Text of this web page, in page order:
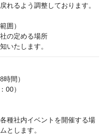
れるよう調整しております。
囲）
の定める場所
いたします。
間）
00）
種社内イベントを開催する場
とします。